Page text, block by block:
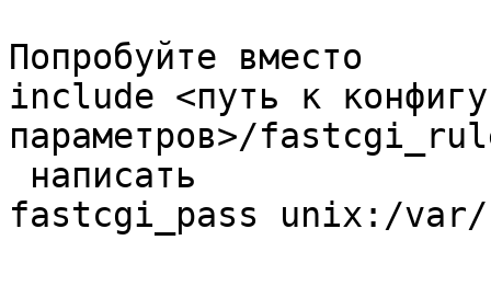
Попробуйте вместо
include <путь к
параметров>/
fastcgi_pass unix:/var/